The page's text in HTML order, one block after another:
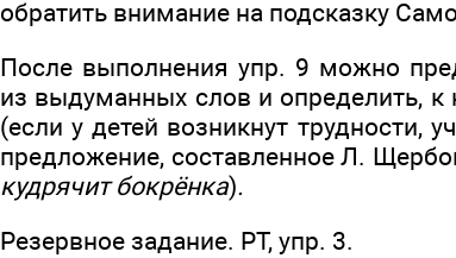
обратить внимание на подсказку
После выполнения упр. 9 можно
из выдуманных слов и определить, к
(если у детей возникнут трудности,
предложение, составленное Л.
кудрячит бокрёнка).
Резервное задание. РТ, упр. 3.